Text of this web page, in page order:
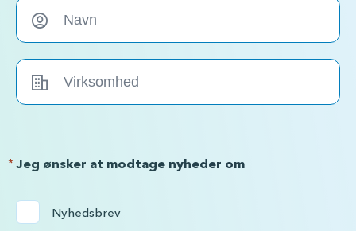
Jeg ønsker at modtage nyheder om
*
Nyhedsbrev